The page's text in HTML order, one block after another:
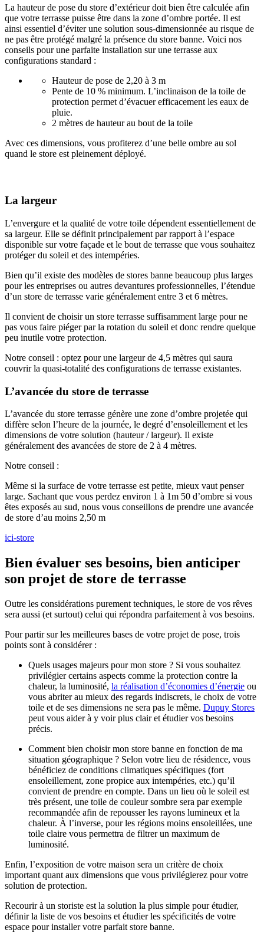
La hauteur de pose du store d’extérieur doit bien être calculée afin
que votre terrasse puisse être dans la zone d’ombre portée. Il est
ainsi essentiel d’éviter une solution sous-dimensionnée au risque de
ne pas être protégé malgré la présence du store banne. Voici nos
conseils pour une parfaite installation sur une terrasse aux
configurations standard :
Hauteur de pose de 2,20 à 3 m
Pente de 10 % minimum. L’inclinaison de la toile de
protection permet d’évacuer efficacement les eaux de
pluie.
2 mètres de hauteur au bout de la toile
Avec ces dimensions, vous profiterez d’une belle ombre au sol
quand le store est pleinement déployé.
La largeur
L’envergure et la qualité de votre toile dépendent essentiellement de
sa largeur. Elle se définit principalement par rapport à l’espace
disponible sur votre façade et le bout de terrasse que vous souhaitez
protéger du soleil et des intempéries.
Bien qu’il existe des modèles de stores banne beaucoup plus larges
pour les entreprises ou autres devantures professionnelles, l’étendue
d’un store de terrasse varie généralement entre 3 et 6 mètres.
Il convient de choisir un store terrasse suffisamment large pour ne
pas vous faire piéger par la rotation du soleil et donc rendre quelque
peu inutile votre protection.
Notre conseil : optez pour une largeur de 4,5 mètres qui saura
couvrir la quasi-totalité des configurations de terrasse existantes.
L’avancée du store de terrasse
L’avancée du store terrasse génère une zone d’ombre projetée qui
diffère selon l’heure de la journée, le degré d’ensoleillement et les
dimensions de votre solution (hauteur / largeur). Il existe
généralement des avancées de store de 2 à 4 mètres.
Notre conseil :
Même si la surface de votre terrasse est petite, mieux vaut penser
large. Sachant que vous perdez environ 1 à 1m 50 d’ombre si vous
êtes exposés au sud, nous vous conseillons de prendre une avancée
de store d’au moins 2,50 m
ici-store
Bien évaluer ses besoins, bien anticiper
son projet de store de terrasse
Outre les considérations purement techniques, le store de vos rêves
sera aussi (et surtout) celui qui répondra parfaitement à vos besoins.
Pour partir sur les meilleures bases de votre projet de pose, trois
points sont à considérer :
Quels usages majeurs pour mon store ? Si vous souhaitez
privilégier certains aspects comme la protection contre la
chaleur, la luminosité, la réalisation d’économies d’énergie ou
vous abriter au mieux des regards indiscrets, le choix de votre
toile et de ses dimensions ne sera pas le même. Dupuy Stores
peut vous aider à y voir plus clair et étudier vos besoins
précis.
Comment bien choisir mon store banne en fonction de ma
situation géographique ? Selon votre lieu de résidence, vous
bénéficiez de conditions climatiques spécifiques (fort
ensoleillement, zone propice aux intempéries, etc.) qu’il
convient de prendre en compte. Dans un lieu où le soleil est
très présent, une toile de couleur sombre sera par exemple
recommandée afin de repousser les rayons lumineux et la
chaleur. À l’inverse, pour les régions moins ensoleillées, une
toile claire vous permettra de filtrer un maximum de
luminosité.
Enfin, l’exposition de votre maison sera un critère de choix
important quant aux dimensions que vous privilégierez pour votre
solution de protection.
Recourir à un storiste est la solution la plus simple pour étudier,
définir la liste de vos besoins et étudier les spécificités de votre
espace pour installer votre parfait store banne.